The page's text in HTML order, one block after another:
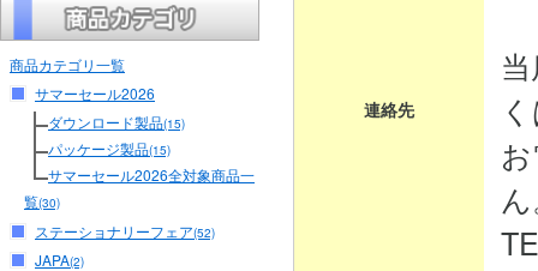
商品カテゴリ一覧
サマーセール2026
ダウンロード製品(15)
パッケージ製品(15)
サマーセール2026全対象商品一
覧(30)
ステーショナリーフェア(52)
JAPA(2)
連絡先